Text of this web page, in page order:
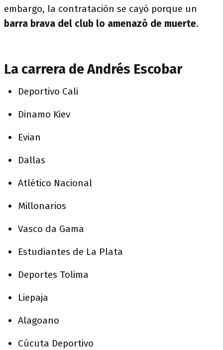
embargo, la contratación se cayó porque un
barra brava del club lo amenazó de muerte.
La carrera de Andrés Escobar
Deportivo Cali
Dinamo Kiev
Evian
Dallas
Atlético Nacional
Millonarios
Vasco da Gama
Estudiantes de La Plata
Deportes Tolima
Liepaja
Alagoano
Cúcuta Deportivo